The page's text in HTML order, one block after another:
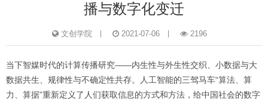
播与数字化变迁
文创学院 2021-07-06 2196
当下智媒时代的计算传播研究——内生性与外生性交织、小数据与大
数据共生、规律性与不确定性共存。人工智能的三驾马车“算法、算
力、算据”重新定义了人们获取信息的方式和方法，给中国社会的数字